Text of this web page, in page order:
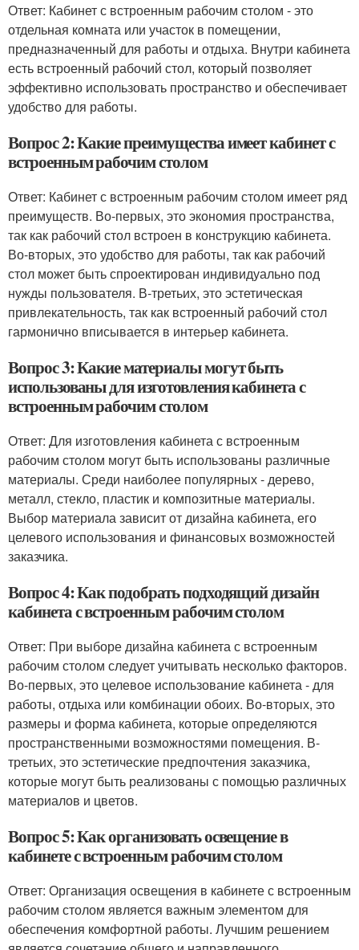
Ответ: Кабинет с встроенным рабочим столом - это
отдельная комната или участок в помещении,
предназначенный для работы и отдыха. Внутри кабинета
есть встроенный рабочий стол, который позволяет
эффективно использовать пространство и обеспечивает
удобство для работы.
Вопрос 2: Какие преимущества имеет кабинет с
встроенным рабочим столом
Ответ: Кабинет с встроенным рабочим столом имеет ряд
преимуществ. Во-первых, это экономия пространства,
так как рабочий стол встроен в конструкцию кабинета.
Во-вторых, это удобство для работы, так как рабочий
стол может быть спроектирован индивидуально под
нужды пользователя. В-третьих, это эстетическая
привлекательность, так как встроенный рабочий стол
гармонично вписывается в интерьер кабинета.
Вопрос 3: Какие материалы могут быть
использованы для изготовления кабинета с
встроенным рабочим столом
Ответ: Для изготовления кабинета с встроенным
рабочим столом могут быть использованы различные
материалы. Среди наиболее популярных - дерево,
металл, стекло, пластик и композитные материалы.
Выбор материала зависит от дизайна кабинета, его
целевого использования и финансовых возможностей
заказчика.
Вопрос 4: Как подобрать подходящий дизайн
кабинета с встроенным рабочим столом
Ответ: При выборе дизайна кабинета с встроенным
рабочим столом следует учитывать несколько факторов.
Во-первых, это целевое использование кабинета - для
работы, отдыха или комбинации обоих. Во-вторых, это
размеры и форма кабинета, которые определяются
пространственными возможностями помещения. В-
третьих, это эстетические предпочтения заказчика,
которые могут быть реализованы с помощью различных
материалов и цветов.
Вопрос 5: Как организовать освещение в
кабинете с встроенным рабочим столом
Ответ: Организация освещения в кабинете с встроенным
рабочим столом является важным элементом для
обеспечения комфортной работы. Лучшим решением